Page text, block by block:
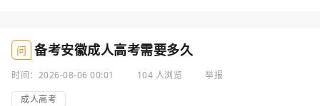
问 备考安徽成人高考需要多久
时间：2026-08-06 00:01 104 人浏览
举报
成人高考